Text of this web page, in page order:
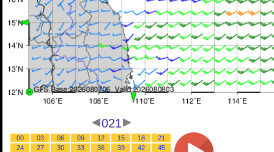
021
00 03 06 09 12 15 18
21
24
27 30 33 36 39 42
45